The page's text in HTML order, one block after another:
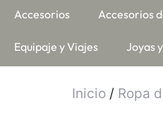
Accesorios Accesorios
Equipaje y Viajes Joyas
Inicio / Ropa